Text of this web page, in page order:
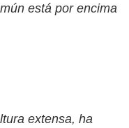
está por encima
extensa, ha